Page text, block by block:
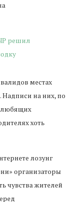
местах
на них, по
любящих
хоть
лозунг
организаторы
чувства жителей